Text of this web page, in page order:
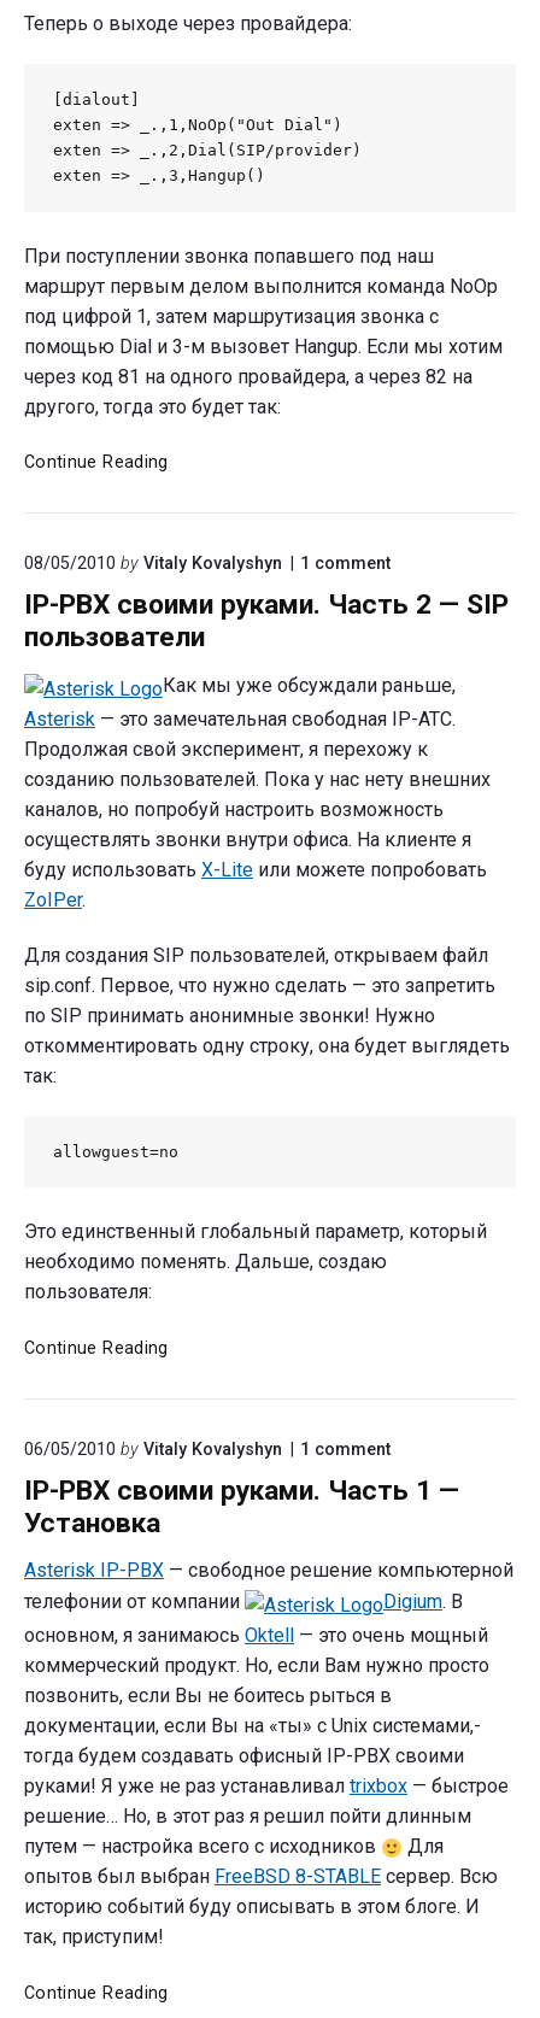
Теперь о выходе через провайдера:
[dialout]
exten => _.,1,NoOp("Out Dial")
exten => _.,2,Dial(SIP/provider)
exten => _.,3,Hangup()
При поступлении звонка попавшего под наш
маршрут первым делом выполнится команда NoOp
под цифрой 1, затем маршрутизация звонка с
помощью Dial и 3-м вызовет Hangup. Если мы хотим
через код 81 на одного провайдера, а через 82 на
другого, тогда это будет так:
Continue Reading
Часть
—
маршрутизация
08/05/2010 by Vitaly Kovalyshyn 1 commenton
PBX
2
—
пользователи"
IP-PBX своими руками. Часть 2 — SIP
пользователи
Как мы уже обсуждали раньше,
Asterisk — это замечательная свободная IP-АТС.
Продолжая свой эксперимент, я перехожу к
созданию пользователей. Пока у нас нету внешних
каналов, но попробуй настроить возможность
осуществлять звонки внутри офиса. На клиенте я
буду использовать X-Lite или можете попробовать
ZoIPer.
Для создания SIP пользователей, открываем файл
sip.conf. Первое, что нужно сделать — это запретить
по SIP принимать анонимные звонки! Нужно
откомментировать одну строку, она будет выглядеть
так:
allowguest=no
Это единственный глобальный параметр, который
необходимо поменять. Дальше, создаю
пользователя:
Continue Reading
Часть
—
06/05/2010 by Vitaly Kovalyshyn 1 commenton
PBX
1
—
IP-PBX своими руками. Часть 1 —
Установка
Asterisk IP-PBX — свободное решение компьютерной
телефонии от компании
Digium. В
основном, я занимаюсь Oktell — это очень мощный
коммерческий продукт. Но, если Вам нужно просто
позвонить, если Вы не боитесь рыться в
документации, если Вы на «ты» с Unix системами,-
тогда будем создавать офисный IP-PBX своими
руками! Я уже не раз устанавливал trixbox — быстрое
решение… Но, в этот раз я решил пойти длинным
путем — настройка всего с исходников
Для
опытов был выбран FreeBSD 8-STABLE сервер. Всю
историю событий буду описывать в этом блоге. И
так, приступим!
Continue Reading